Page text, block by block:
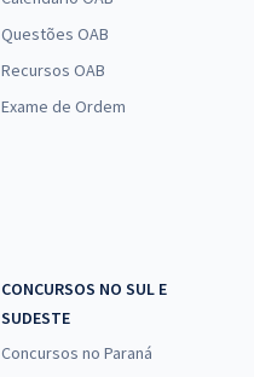
Questões OAB
Recursos OAB
Exame de Ordem
CONCURSOS NO SUL E
SUDESTE
Concursos no Paraná